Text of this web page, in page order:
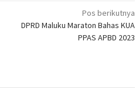
Pos berikutnya
DPRD Maluku Maraton Bahas KUA
PPAS APBD 2023